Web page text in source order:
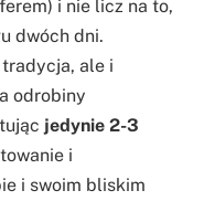
i nie licz na to,
dwóch dni.
ale i
odrobiny
jedynie 2-3
i
i swoim bliskim